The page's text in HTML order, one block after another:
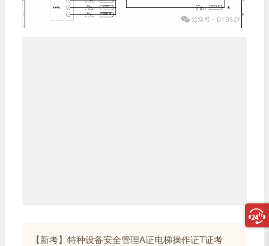
【新考】特种设备安全管理A证电梯操作证T证考